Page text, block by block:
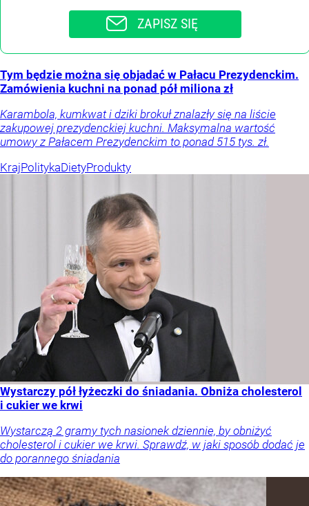
ZAPISZ SIĘ
Tym będzie można się objadać w Pałacu Prezydenckim.
Zamówienia kuchni na ponad pół miliona zł
Karambola, kumkwat i dziki brokuł znalazły się na liście
zakupowej prezydenckiej kuchni. Maksymalna wartość
umowy z Pałacem Prezydenckim to ponad 515 tys. zł.
KrajPolitykaDietyProdukty
Wystarczy pół łyżeczki do śniadania. Obniża cholesterol
i cukier we krwi
Wystarczą 2 gramy tych nasionek dziennie, by obniżyć
cholesterol i cukier we krwi. Sprawdź, w jaki sposób dodać je
do porannego śniadania